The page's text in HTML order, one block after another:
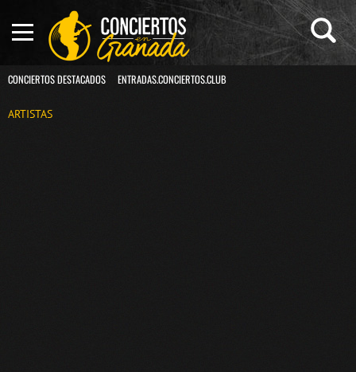
CONCIERTOS DESTACADOS ENTRADAS.CONCIERTOS.CLUB
ARTISTAS